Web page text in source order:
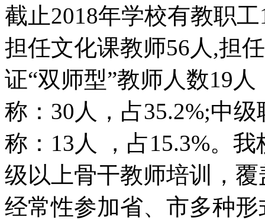
截止2018年学校有教职
担任文化课教师56人,担
证“双师型”教师人数19
称：30人，占35.2%;中
称：13人 ，占15.3%。
级以上骨干教师培训，
经常性参加省、市多种